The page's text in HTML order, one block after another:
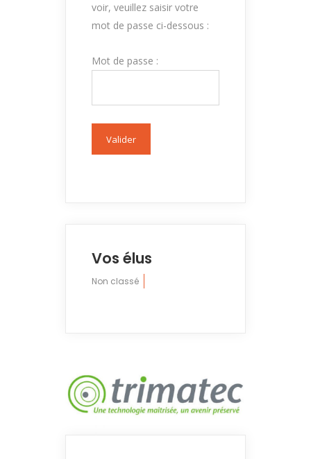
voir, veuillez saisir votre
mot de passe ci-dessous :
Mot de passe :
Vos élus
Non classé